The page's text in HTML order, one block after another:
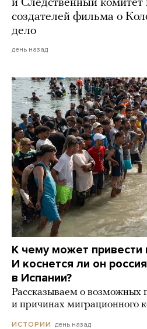
и Следственный комитет
создателей фильма о
дело
день назад
К чему может привести
И коснется ли он
в Испании?
Рассказываем о возможных
и причинах миграционного
ИСТОРИИ день назад